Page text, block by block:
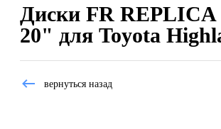
Диски FR REPLICA
20" для Toyota
вернуться назад